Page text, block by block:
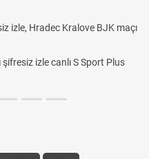
izle, Hradec Kralove BJK maçı
izle canlı S Sport Plus